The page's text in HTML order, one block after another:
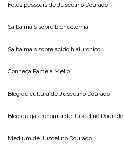
Fotos pessoais de Juscelino Dourado
Saiba mais sobre bichectomia
Saiba mais sobre acido hialuronico
Conheça Pamela Mello
Blog de cultura de Juscelino Dourado
Blog de gastronomia de Juscelino Dourado
Medium de Juscelino Dourado